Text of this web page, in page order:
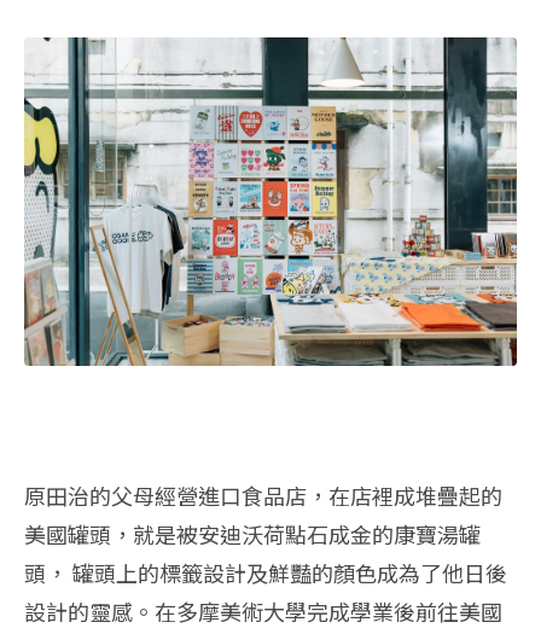
原田治的父母經營進口食品店，在店裡成堆疊起的
美國罐頭，就是被安迪沃荷點石成金的康寶湯罐
頭， 罐頭上的標籤設計及鮮豔的顏色成為了他日後
設計的靈感。在多摩美術大學完成學業後前往美國